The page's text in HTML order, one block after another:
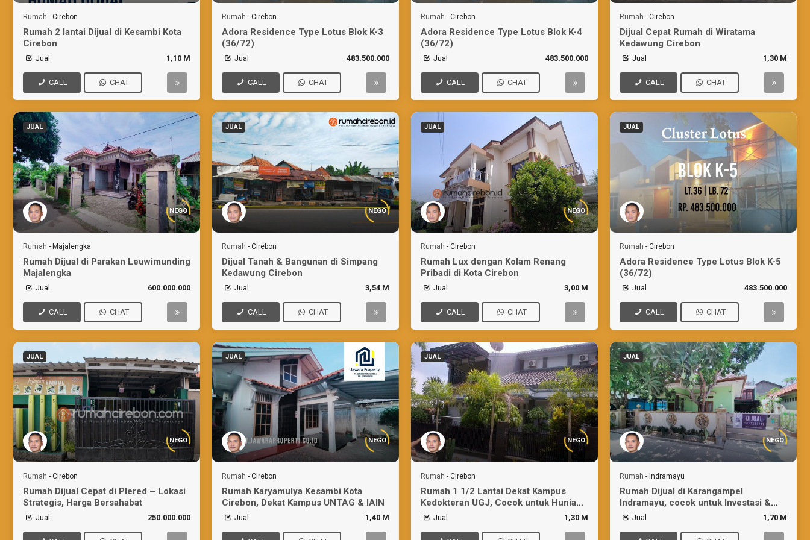
Rumah - Cirebon
Rumah 2 lantai Dijual di Kesambi Kota
Cirebon
Jual 1,10 M
CALL CHAT
Rumah - Cirebon
Adora Residence Type Lotus Blok K-3
(36/72)
Jual 483.500.000
CALL CHAT
Rumah - Cirebon
Adora Residence Type Lotus Blok K-4
(36/72)
Jual 483.500.000
CALL CHAT
Rumah - Cirebon
Dijual Cepat Rumah di Wiratama
Kedawung Cirebon
Jual 1,30 M
CALL CHAT
JUAL
NEGO
Rumah - Majalengka
Rumah Dijual di Parakan Leuwimunding
Majalengka
Jual 600.000.000
CALL CHAT
JUAL
NEGO
Rumah - Cirebon
Dijual Tanah & Bangunan di Simpang
Kedawung Cirebon
Jual 3,54 M
CALL CHAT
JUAL
NEGO
Rumah - Cirebon
Rumah Lux dengan Kolam Renang
Pribadi di Kota Cirebon
Jual 3,00 M
CALL CHAT
JUAL
Rumah - Cirebon
Adora Residence Type Lotus Blok K-5
(36/72)
Jual 483.500.000
CALL CHAT
JUAL
NEGO
Rumah - Cirebon
Rumah Dijual Cepat di Plered – Lokasi
Strategis, Harga Bersahabat
Jual 250.000.000
JUAL
NEGO
Rumah - Cirebon
Rumah Karyamulya Kesambi Kota
Cirebon, Dekat Kampus UNTAG & IAIN
Jual 1,40 M
JUAL
NEGO
Rumah - Cirebon
Rumah 1 1/2 Lantai Dekat Kampus
Kedokteran UGJ, Cocok untuk Hunian/
Kostan
Jual 1,30 M
JUAL
NEGO
Rumah - Indramayu
Rumah Dijual di Karangampel
Indramayu, cocok untuk Investasi &
Bisnis
Jual 1,70 M